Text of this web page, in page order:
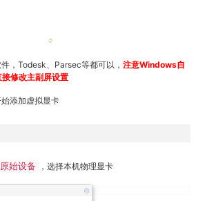
，Todesk、Parsec等都可以，注意Windows自
修改主副屏设置
添加虚拟显卡
原始设备 ，选择本机物理显卡